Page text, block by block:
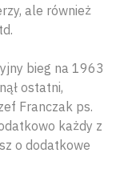
ale również
bieg na 1963
ostatni,
Franczak ps.
każdy z
o dodatkowe